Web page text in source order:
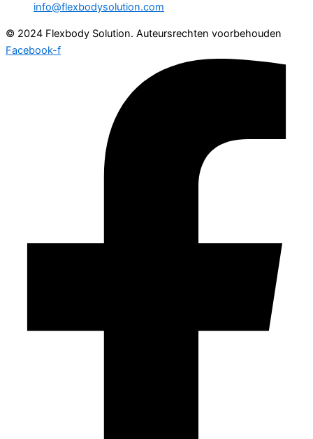
info@flexbodysolution.com
© 2024 Flexbody Solution. Auteursrechten voorbehouden
Facebook-f